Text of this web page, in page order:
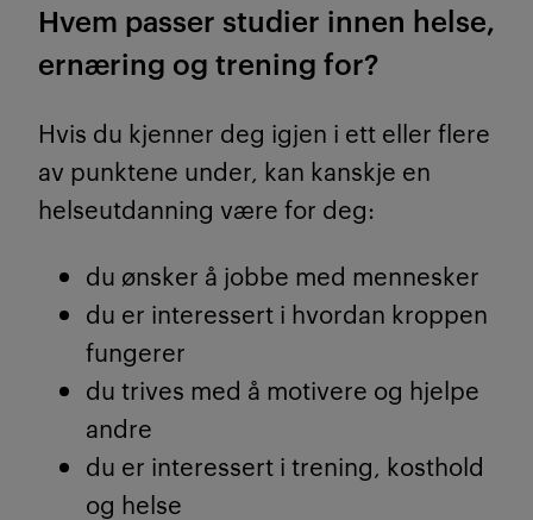
Hvem passer studier innen helse,
ernæring og trening for?
Hvis du kjenner deg igjen i ett eller flere
av punktene under, kan kanskje en
helseutdanning være for deg:
du ønsker å jobbe med mennesker
du er interessert i hvordan kroppen
fungerer
du trives med å motivere og hjelpe
andre
du er interessert i trening, kosthold
og helse